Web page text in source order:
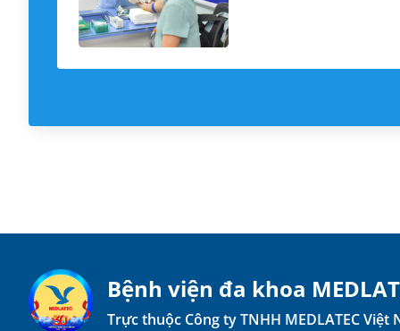
Bệnh viện đa khoa
Trực thuộc Công ty TNHH MEDLATEC Việt